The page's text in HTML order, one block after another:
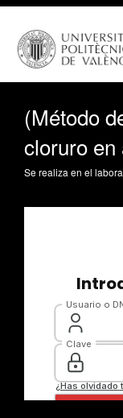
(Método
cloruro en